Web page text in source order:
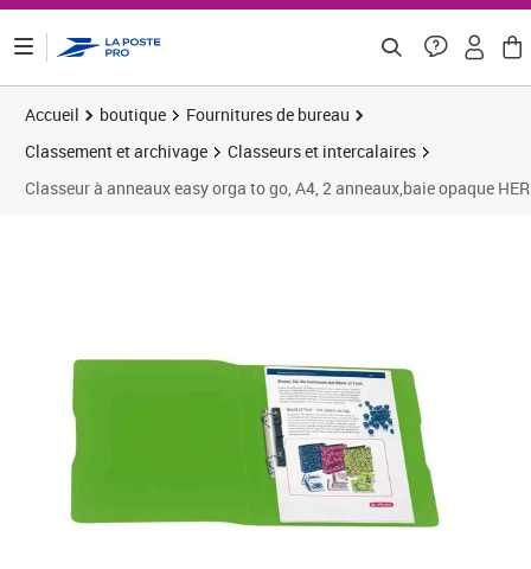
Accueil boutique
Fournitures de bureau
Classement et archivage
Classeurs et intercalaires
Classeur à anneaux easy orga to go, A4, 2 anneaux,baie opaque